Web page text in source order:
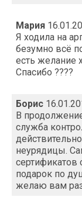
Мария
Я ходила на
безумно всё
есть желание
Спасибо ????
Борис
В
служба
неурядицы.
подарок по
желаю вам